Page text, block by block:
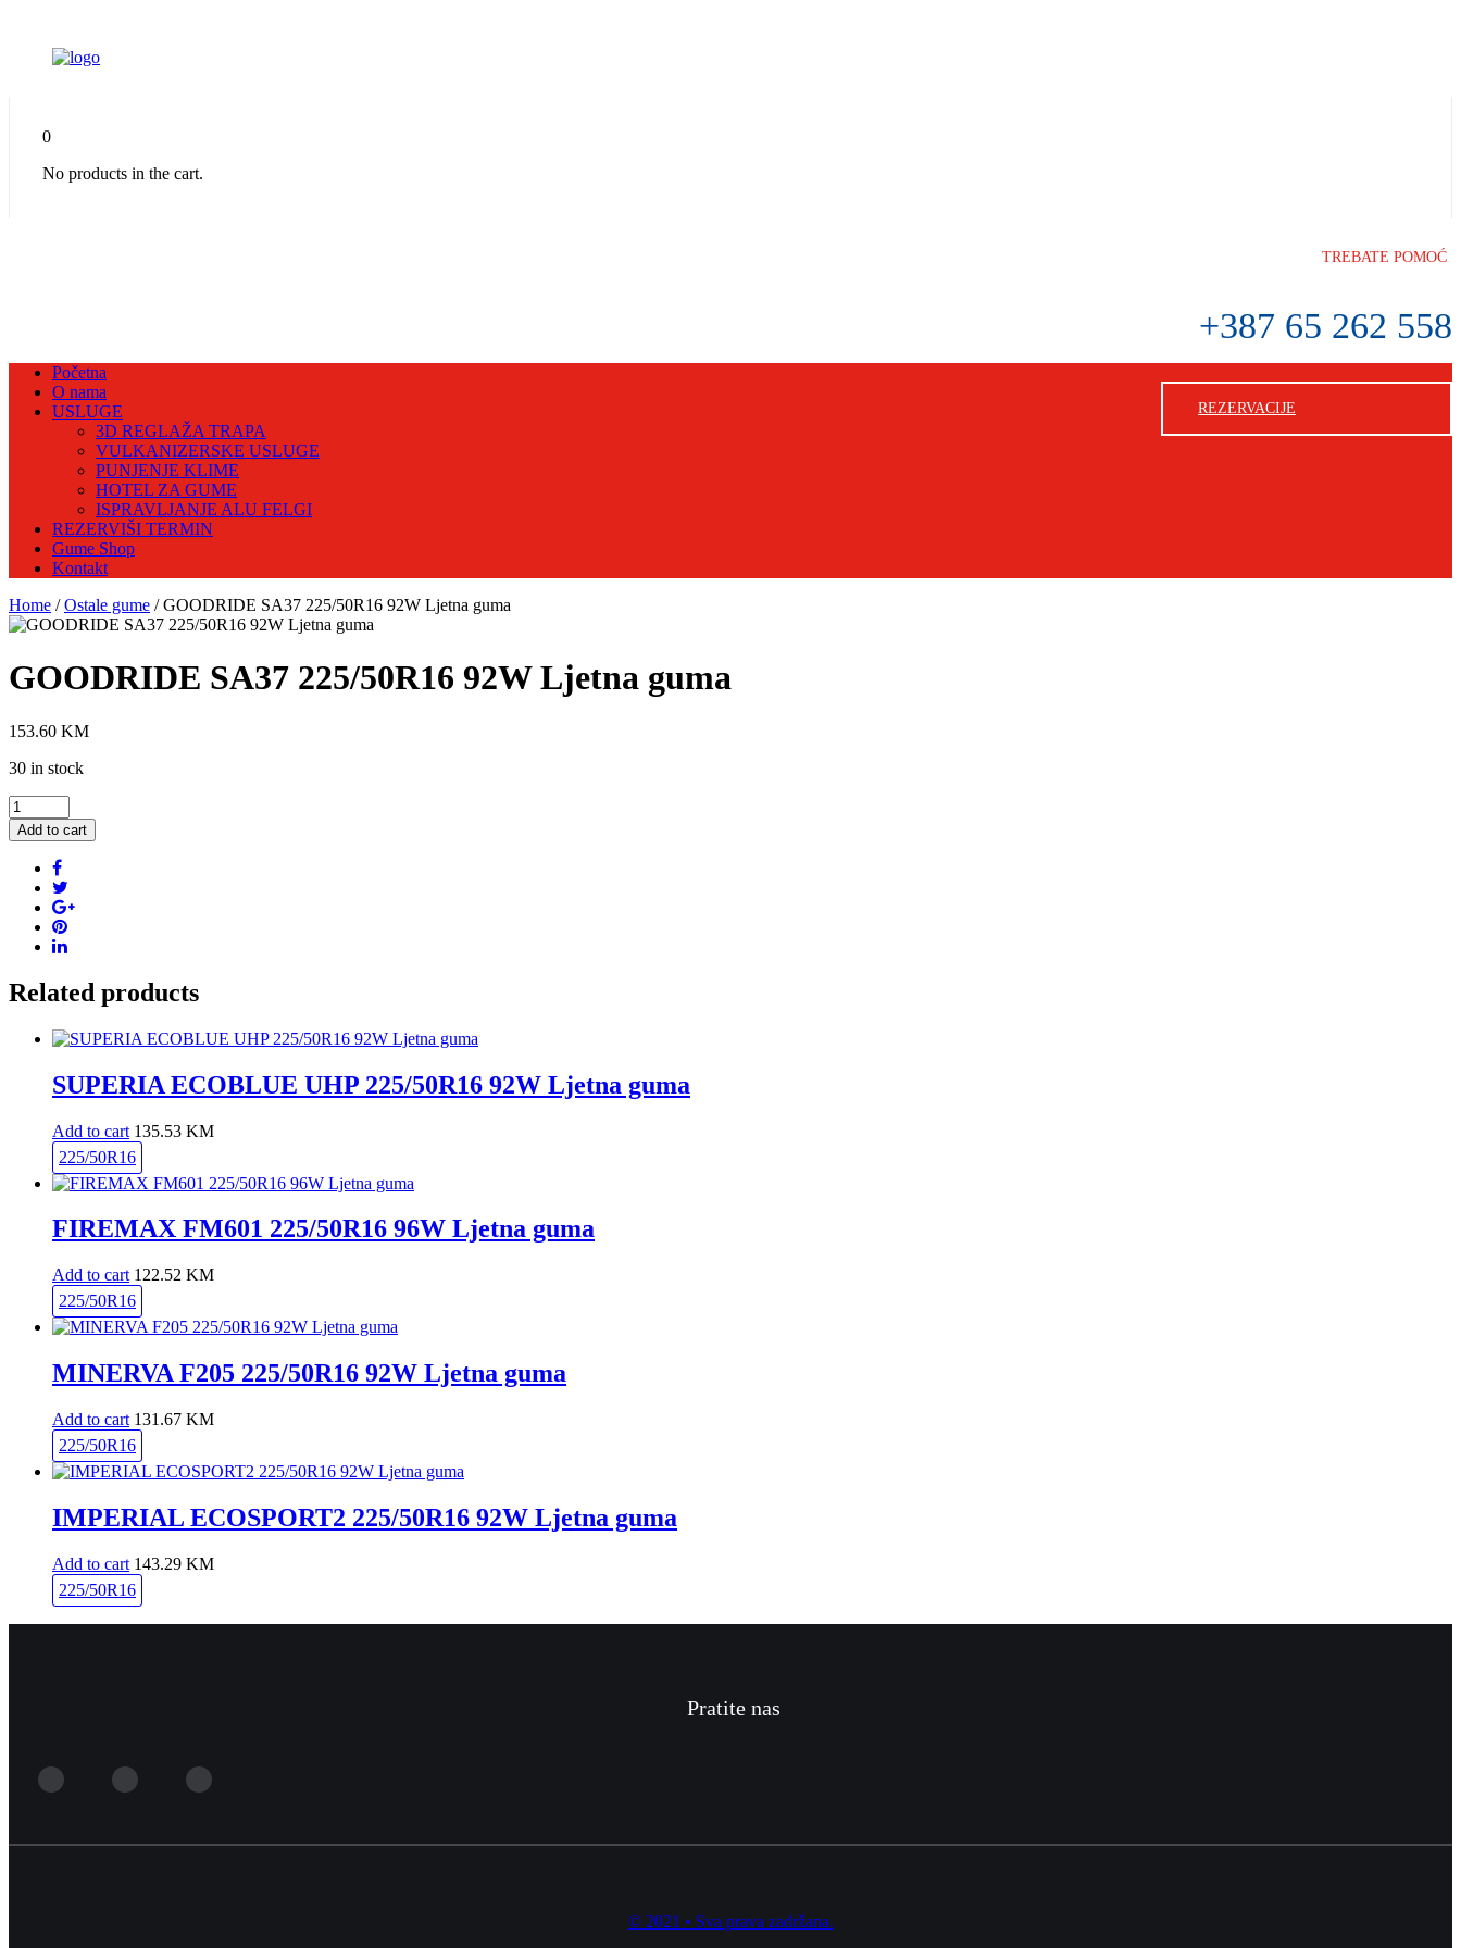
0
No products in the cart.
TREBATE POMOĆ
+387 65 262 558
REZERVACIJE
Početna
O nama
USLUGE
3D REGLAŽA TRAPA
VULKANIZERSKE USLUGE
PUNJENJE KLIME
HOTEL ZA GUME
ISPRAVLJANJE ALU FELGI
REZERVIŠI TERMIN
Gume Shop
Kontakt
Home /Ostale gume / GOODRIDE SA37 225/50R16 92W Ljetna guma
GOODRIDE SA37 225/50R16 92W Ljetna guma
153.60 KM
30 in stock
GOODRIDE
SA37
225/50R16
92W
Ljetna
guma
quantity
Add to cart
Related products
SUPERIA ECOBLUE UHP 225/50R16 92W Ljetna guma
Add to cart 135.53 KM
225/50R16
FIREMAX FM601 225/50R16 96W Ljetna guma
Add to cart 122.52 KM
225/50R16
MINERVA F205 225/50R16 92W Ljetna guma
Add to cart 131.67 KM
225/50R16
IMPERIAL ECOSPORT2 225/50R16 92W Ljetna guma
Add to cart 143.29 KM
225/50R16
Pratite nas
© 2021 • Sva prava zadržana.